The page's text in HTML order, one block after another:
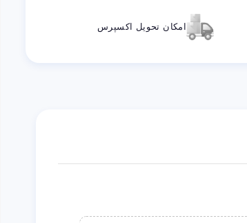
امکان تحویل اکسپرس